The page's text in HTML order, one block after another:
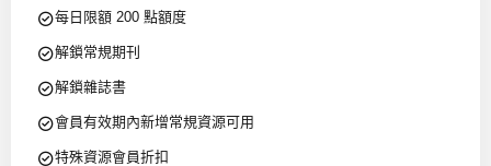
每日限額 200 點額度
解鎖常規期刊
解鎖雜誌書
會員有效期內新增常規資源可用
特殊資源會員折扣